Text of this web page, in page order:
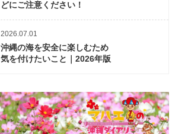
どにご注意ください！
2026.07.01
沖縄の海を安全に楽しむため
気を付けたいこと｜2026年版